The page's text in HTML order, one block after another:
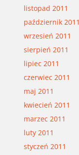
listopad 2011
październik 2011
wrzesień 2011
sierpień 2011
lipiec 2011
czerwiec 2011
maj 2011
kwiecień 2011
marzec 2011
luty 2011
styczeń 2011